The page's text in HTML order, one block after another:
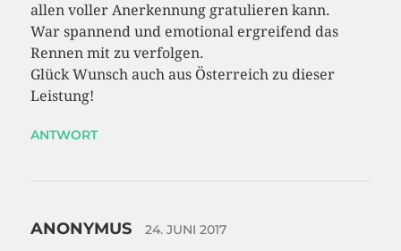
allen voller Anerkennung gratulieren kann.
War spannend und emotional ergreifend das
Rennen mit zu verfolgen.
Glück Wunsch auch aus Österreich zu dieser
Leistung!
ANTWORT
ANONYMUS 24. JUNI 2017